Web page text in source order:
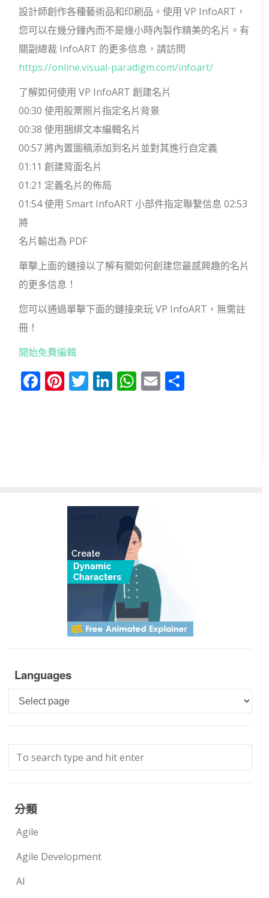
設計師創作各種藝術品和印刷品。使用 VP InfoART，
您可以在幾分鐘內而不是幾小時內製作精美的名片。有
關副總裁 InfoART 的更多信息，請訪問
https://online.visual-paradigm.com/infoart/
了解如何使用 VP InfoART 創建名片
00:30 使用股票照片指定名片背景
00:38 使用捆綁文本編輯名片
00:57 將內置圖稿添加到名片並對其進行自定義
01:11 創建背面名片
01:21 定義名片的佈局
01:54 使用 Smart InfoART 小部件指定聯繫信息 02:53
將
名片輸出為 PDF
單擊上面的鏈接以了解有關如何創建您最感興趣的名片
的更多信息！
您可以通過單擊下面的鏈接來玩 VP InfoART，無需註
冊！
開始免費編輯
Facebook
Pinterest
Twitter
LinkedIn
WhatsApp
Email
Languages
Languages
分類
Agile
Agile Development
AI